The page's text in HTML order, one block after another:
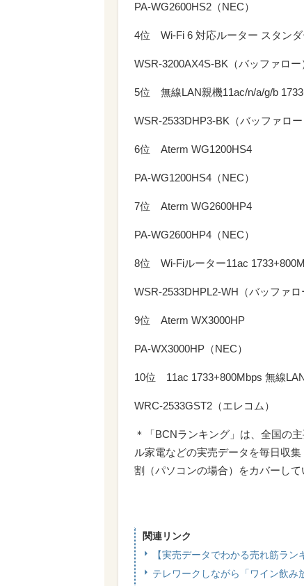
PA-WG2600HS2（NEC）
4位 Wi-Fi 6 対応ルーター スタンダ
WSR-3200AX4S-BK（バッファロー
5位 無線LAN親機11ac/n/a/g/b
WSR-2533DHP3-BK（バッファロー
6位 Aterm WG1200HS4
PA-WG1200HS4（NEC）
7位 Aterm WG2600HP4
PA-WG2600HP4（NEC）
8位 Wi-Fiルーター11ac
WSR-2533DHPL2-WH（バッファロ
9位 Aterm WX3000HP
PA-WX3000HP（NEC）
10位 11ac 1733+800Mbps 無線
WRC-2533GST2（エレコム）
＊「BCNランキング」は、全国の
ル家電などの実売データを毎日収
割（パソコンの場合）をカバーして
関連リンク
【実売データでわかる売れ筋ラ
テレワークしながら「ワイン飲み